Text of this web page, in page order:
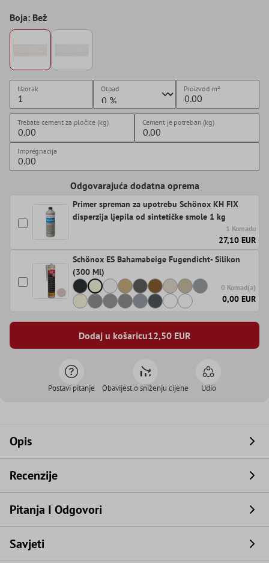
Boja: Bež
Uzorak Otpad Proizvod m²
Trebate cement za pločice (kg) Cement je potreban (kg)
Impregnacija
Odgovarajuća dodatna oprema
Primer spreman za upotrebu Schönox KH FIX
disperzija ljepila od sintetičke smole 1 kg
1 Komadu
27,10 EUR
Schönox ES Bahamabeige Fugendicht- Silikon
(300 Ml)
0 Komad(a)
0,00 EUR
Dodaj u košaricu12,50EUR
Postavi pitanje Obavijest o sniženju cijene Udio
Opis
Recenzije
Pitanja I Odgovori
Savjeti